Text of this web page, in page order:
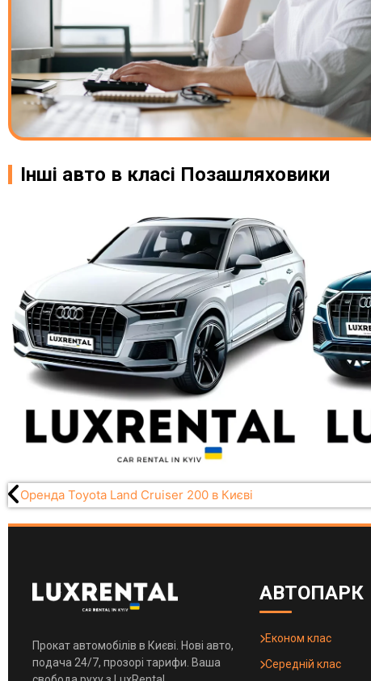
Інші авто в класі Позашляховики
Оренда Toyota Land Cruiser 200 в Києві
Прокат автомобілів в Києві. Нові авто,
подача 24/7, прозорі тарифи. Ваша
АВТОПАРК
Економ клас
Середній клас